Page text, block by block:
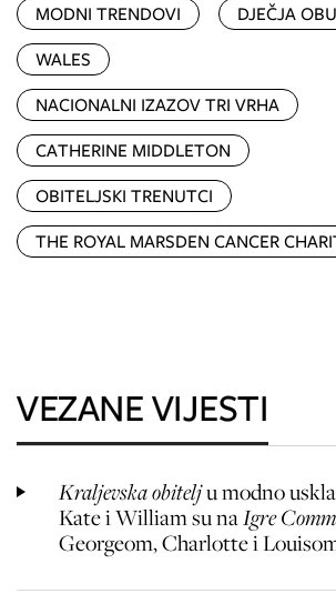
MODNI TRENDOVI
DJEČJA
WALES
NACIONALNI IZAZOV TRI VRHA
CATHERINE MIDDLETON
OBITELJSKI TRENUTCI
THE ROYAL MARSDEN CANCER
VEZANE VIJESTI
Kraljevska obitelju modno
Kate i William su naIgre
Georgeom, Charlotte i